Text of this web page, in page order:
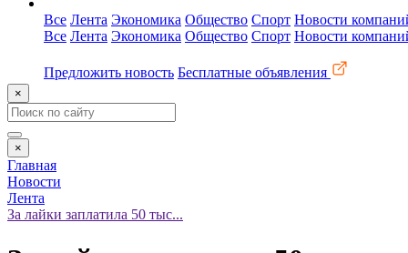
Все Лента Экономика Общество Спорт Новости
Все Лента Экономика Общество Спорт Новости
Предложить новость Бесплатные объявления
×
×
Главная
Новости
Лента
За лайки заплатила 50 тыс...